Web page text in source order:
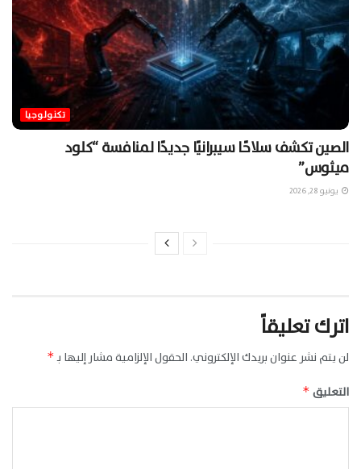
تكنولوجيا
الصين تكشف سلاحًا سيبرانيًا جديدًا لمنافسة “كلود
ميثوس”
يونيو 28, 2026
اترك تعليقاً
لن يتم نشر عنوان بريدك الإلكتروني. الحقول الإلزامية مشار إليها بـ*
التعليق *